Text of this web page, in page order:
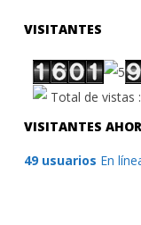
VISITANTES
Total de vistas
VISITANTES
49 usuarios En